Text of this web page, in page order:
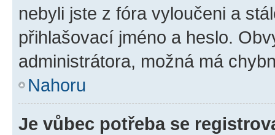
nebyli jste z fóra vyloučeni a
přihlašovací jméno a heslo.
administrátora, možná má
Nahoru
Je vůbec potřeba se